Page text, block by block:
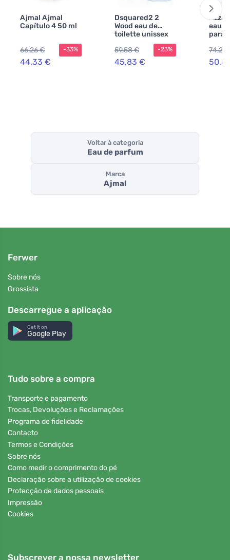
Ajmal Ajmal
Capítulo 4 50 ml
66,26 €
44,33 €
-33%
Dsquared2 2
Wood eau de
toilette unissex
59,58 €
45,83 €
-23%
eau
para
74,29
Voltar à categoria
Eau de parfum
Marca
Ajmal
Ferwer
Sobre nós
Grossista
Descarregue a aplicação
Get it on
Google Play
Tudo sobre a compra
Transporte e pagamento
Trocas, Devoluções e Reclamações
Programa de fidelidade
Contacto
Termos e Condições
Sobre nós
Como medir o comprimento do pé
Declaração sobre a utilização de cookies
Protecção de dados pessoais
Impressão
Cookies
Subscrever a nossa newsletter